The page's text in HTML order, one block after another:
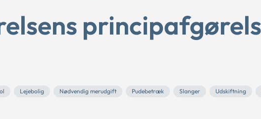
Lejebolig Nødvendig merudgift Pudebetræk Slanger Udskiftning